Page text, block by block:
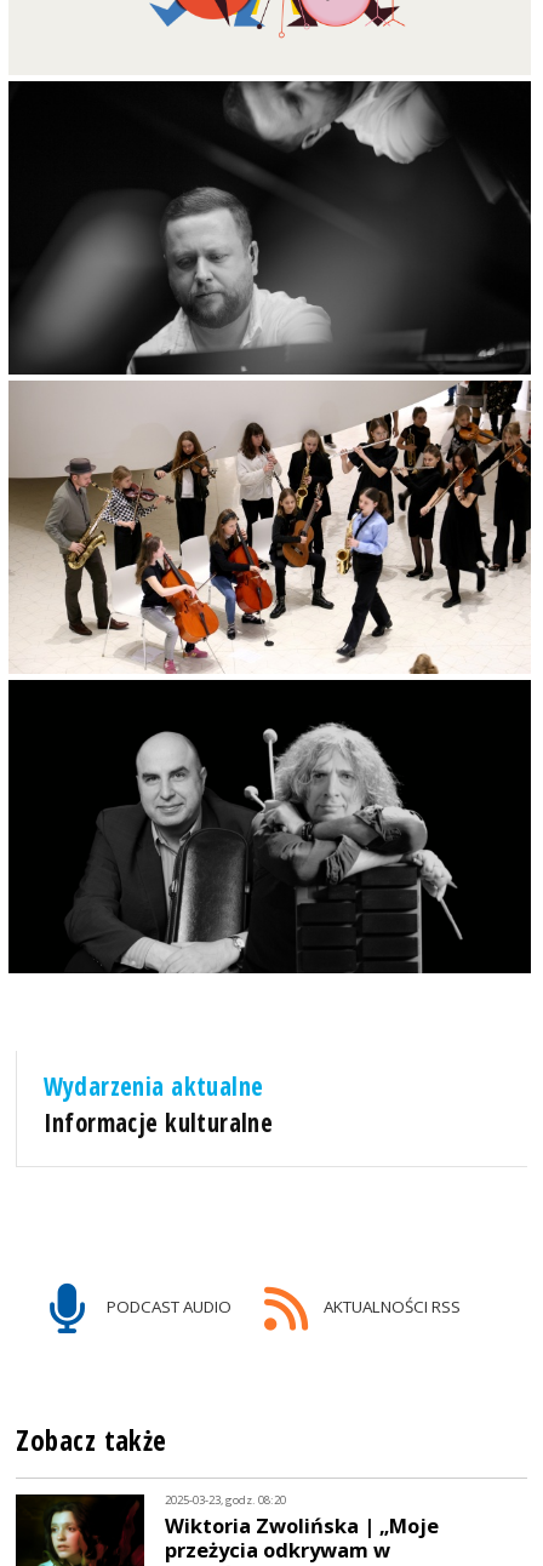
Wydarzenia aktualne
Informacje kulturalne
PODCAST AUDIO AKTUALNOŚCI RSS
Zobacz także
2025-03-23, godz. 08:20
Wiktoria Zwolińska | „Moje
przeżycia odkrywam w